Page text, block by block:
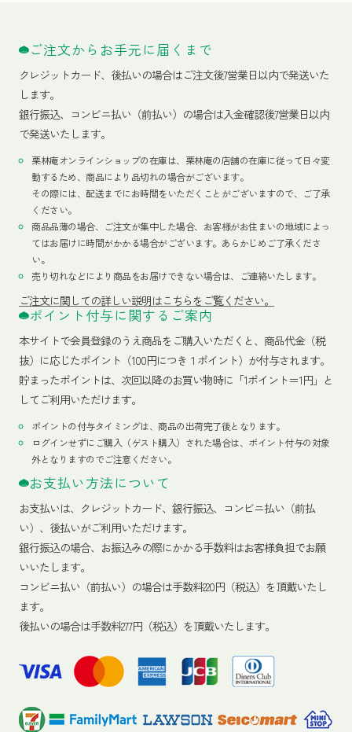
ご注文からお手元に届くまで
クレジットカード、 後払いの場合はご注文後7営業日以内で発送いた
します。
銀行振込、コンビニ払い（前払い）の場合は入金確認後7営業日以内
で発送いたします。
栗林庵オンラインショップの在庫は、栗林庵の店舗の在庫に従って日々変
動するため、商品により品切れの場合がございます。
その際には、配送までにお時間をいただくことがございますので、ご了承
ください。
商品品薄の場合、ご注文が集中した場合、お客様がお住まいの地域によっ
てはお届けに時間がかかる場合がございます。あらかじめご了承くださ
い。
売り切れなどにより商品をお届けできない場合は、ご連絡いたします。
ご注文に関しての詳しい説明はこちらをご覧ください。
ポイント付与に関するご案内
本サイトで会員登録のうえ商品をご購入いただくと、商品代金（税
抜）に応じたポイント（100円につき１ポイント）が付与されます。
貯まったポイントは、次回以降のお買い物時に「1ポイント＝1円」と
してご利用いただけます。
ポイントの付与タイミングは、商品の出荷完了後となります。
ログインせずにご購入（ゲスト購入）された場合は、ポイント付与の対象
外となりますのでご注意ください。
お支払い方法について
お支払いは、クレジットカード、銀行振込、コンビニ払い（前払
い）、後払いがご利用いただけます。
銀行振込の場合、お振込みの際にかかる手数料はお客様負担でお願
いいたします。
コンビニ払い（前払い）の場合は手数料220円（税込）を頂戴いたし
ます。
後払いの場合は手数料277円（税込）を頂戴いたします。